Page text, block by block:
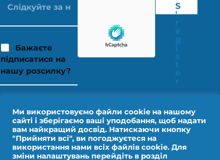
Бажаєте
підписатися на
нашу розсилку?
S
'
Ми використовуємо файли cookie на нашому
сайті і зберігаємо ваші уподобання, щоб надати
вам найкращий досвід. Натискаючи кнопку
"Прийняти всі", ви погоджуєтеся на
використання нами всіх файлів cookie. Для
зміни налаштувань перейдіть в розділ